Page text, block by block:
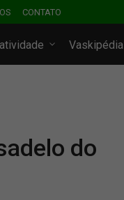
CONTATO
Vaskipédia
do